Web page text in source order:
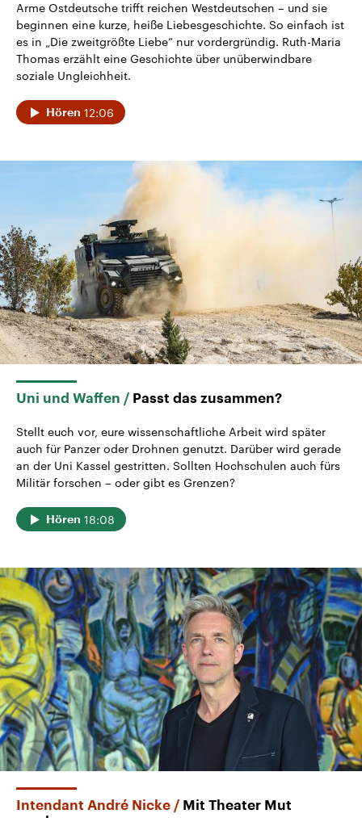
Arme Ostdeutsche trifft reichen Westdeutschen – und sie
beginnen eine kurze, heiße Liebesgeschichte. So einfach ist
es in „Die zweitgrößte Liebe“ nur vordergründig. Ruth-Maria
Thomas erzählt eine Geschichte über unüberwindbare
soziale Ungleichheit.
Hören 12:06
Uni und Waffen Passt das zusammen?
Stellt euch vor, eure wissenschaftliche Arbeit wird später
auch für Panzer oder Drohnen genutzt. Darüber wird gerade
an der Uni Kassel gestritten. Sollten Hochschulen auch fürs
Militär forschen – oder gibt es Grenzen?
Hören 18:08
Intendant André Nicke
Mit Theater Mut